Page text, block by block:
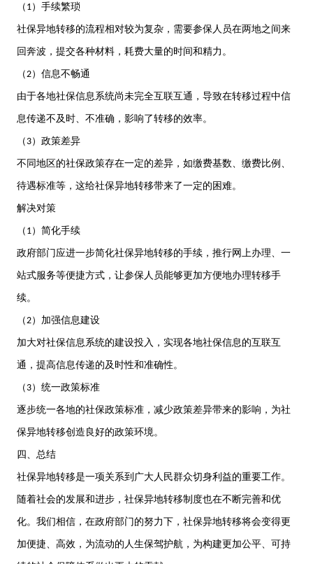
（ 1）手续繁琐
社保异地转移的流程相对较为复杂，需要参保人员在两地之间来
回奔波，提交各种材料，耗费大量的时间和精力。
（2）信息不畅通
由于各地社保信息系统尚未完全互联互通，导致在转移过程中信
息传递不及时、不准确，影响了转移的效率。
（ 3）政策差异
不同地区的社保政策存在一定的差异，如缴费基数、缴费比例、
待遇标准等，这给社保异地转移带来了一定的困难。
解决对策
（ 1）简化手续
政府部门应进一步简化社保异地转移的手续，推行网上办理、一
站式服务等便捷方式，让参保人员能够更加方便地办理转移手
续。
（2）加强信息建设
加大对社保信息系统的建设投入，实现各地社保信息的互联互
通，提高信息传递的及时性和准确性。
（ 3）统一政策标准
逐步统一各地的社保政策标准，减少政策差异带来的影响，为社
保异地转移创造良好的政策环境。
四、总结
社保异地转移是一项关系到广大人民群众切身利益的重要工作。
随着社会的发展和进步，社保异地转移制度也在不断完善和优
化。我们相信，在政府部门的努力下，社保异地转移将会变得更
加便捷、高效，为流动的人生保驾护航，为构建更加公平、可持